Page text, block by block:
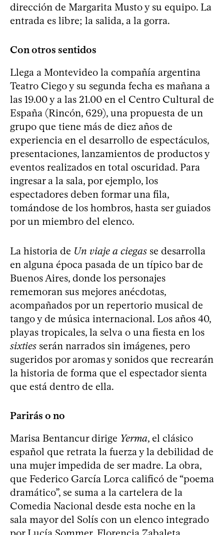
dirección de Margarita Musto y su equipo. La
entrada es libre; la salida, a la gorra.
Con otros sentidos
Llega a Montevideo la compañía argentina
Teatro Ciego y su segunda fecha es mañana a
las 19.00 y a las 21.00 en el Centro Cultural de
España (Rincón, 629), una propuesta de un
grupo que tiene más de diez años de
experiencia en el desarrollo de espectáculos,
presentaciones, lanzamientos de productos y
eventos realizados en total oscuridad. Para
ingresar a la sala, por ejemplo, los
espectadores deben formar una fila,
tomándose de los hombros, hasta ser guiados
por un miembro del elenco.
La historia de Un viaje a ciegas se desarrolla
en alguna época pasada de un típico bar de
Buenos Aires, donde los personajes
rememoran sus mejores anécdotas,
acompañados por un repertorio musical de
tango y de música internacional. Los años 40,
playas tropicales, la selva o una fiesta en los
sixties serán narrados sin imágenes, pero
sugeridos por aromas y sonidos que recrearán
la historia de forma que el espectador sienta
que está dentro de ella.
Parirás o no
Marisa Bentancur dirige Yerma, el clásico
español que retrata la fuerza y la debilidad de
una mujer impedida de ser madre. La obra,
que Federico García Lorca calificó de “poema
dramático”, se suma a la cartelera de la
Comedia Nacional desde esta noche en la
sala mayor del Solís con un elenco integrado